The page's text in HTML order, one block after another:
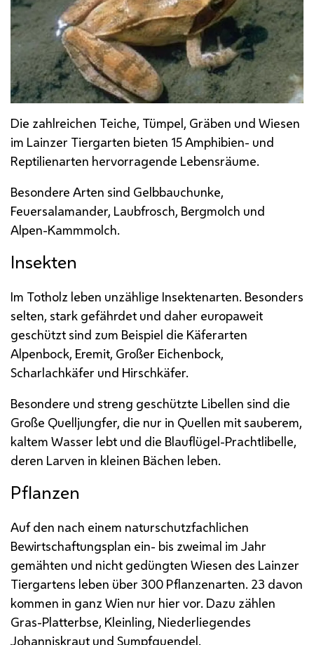
Die zahlreichen Teiche, Tümpel, Gräben und Wiesen
im Lainzer Tiergarten bieten 15 Amphibien- und
Reptilienarten hervorragende Lebensräume.
Besondere Arten sind Gelbbauchunke,
Feuersalamander, Laubfrosch, Bergmolch und
Alpen-Kammmolch.
Insekten
Im Totholz leben unzählige Insektenarten. Besonders
selten, stark gefährdet und daher europaweit
geschützt sind zum Beispiel die Käferarten
Alpenbock, Eremit, Großer Eichenbock,
Scharlachkäfer und Hirschkäfer.
Besondere und streng geschützte Libellen sind die
Große Quelljungfer, die nur in Quellen mit sauberem,
kaltem Wasser lebt und die Blauflügel-Prachtlibelle,
deren Larven in kleinen Bächen leben.
Pflanzen
Auf den nach einem naturschutzfachlichen
Bewirtschaftungsplan ein- bis zweimal im Jahr
gemähten und nicht gedüngten Wiesen des Lainzer
Tiergartens leben über 300 Pflanzenarten. 23 davon
kommen in ganz Wien nur hier vor. Dazu zählen
Gras-Platterbse, Kleinling, Niederliegendes
Johanniskraut und Sumpfquendel.